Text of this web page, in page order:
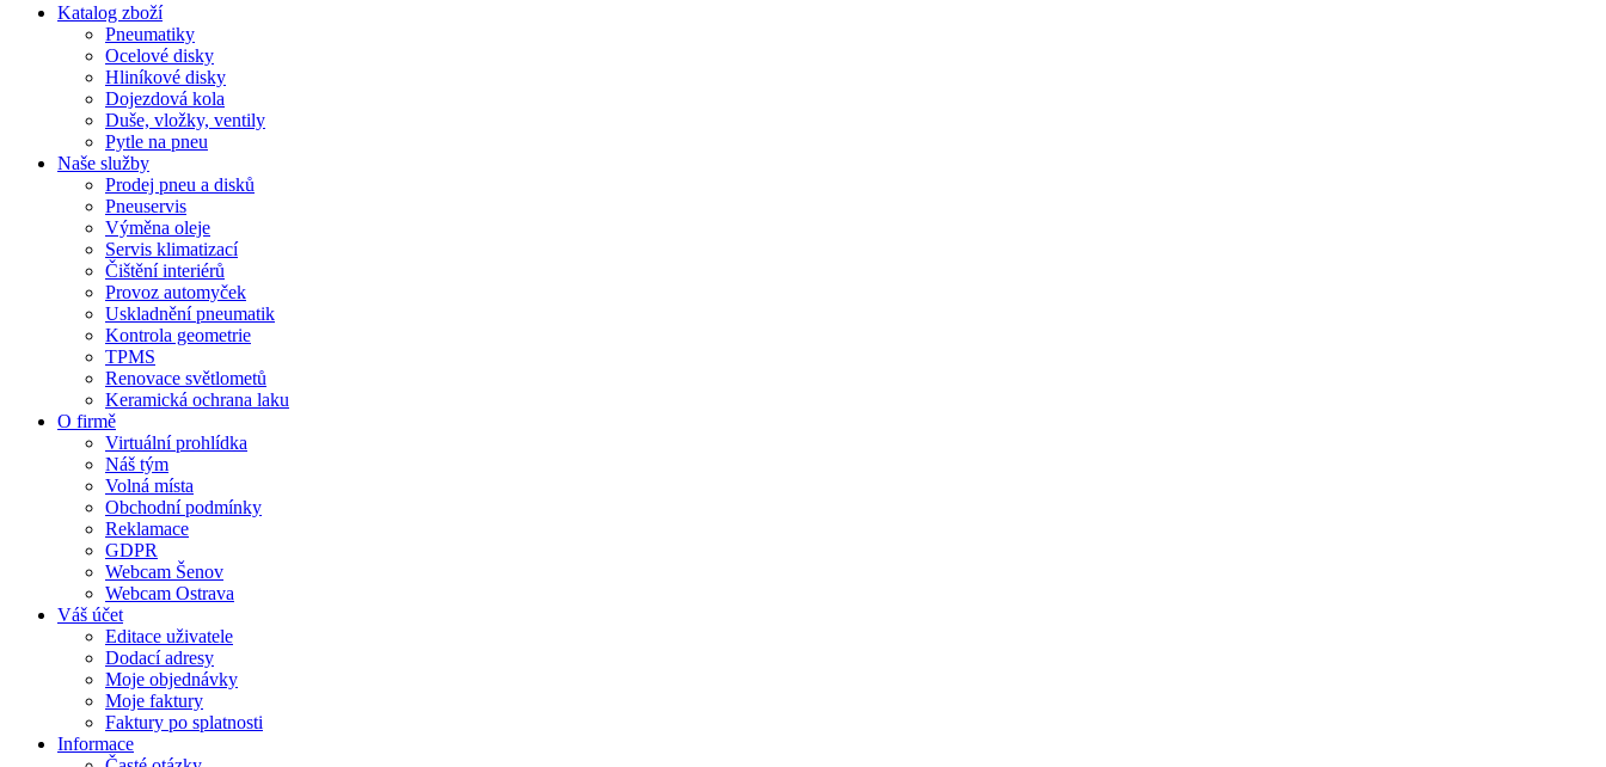
Katalog zboží
Pneumatiky
Ocelové disky
Hliníkové disky
Dojezdová kola
Duše, vložky, ventily
Pytle na pneu
Naše služby
Prodej pneu a disků
Pneuservis
Výměna oleje
Servis klimatizací
Čištění interiérů
Provoz automyček
Uskladnění pneumatik
Kontrola geometrie
TPMS
Renovace světlometů
Keramická ochrana laku
O firmě
Virtuální prohlídka
Náš tým
Volná místa
Obchodní podmínky
Reklamace
GDPR
Webcam Šenov
Webcam Ostrava
Váš účet
Editace uživatele
Dodací adresy
Moje objednávky
Moje faktury
Faktury po splatnosti
Informace